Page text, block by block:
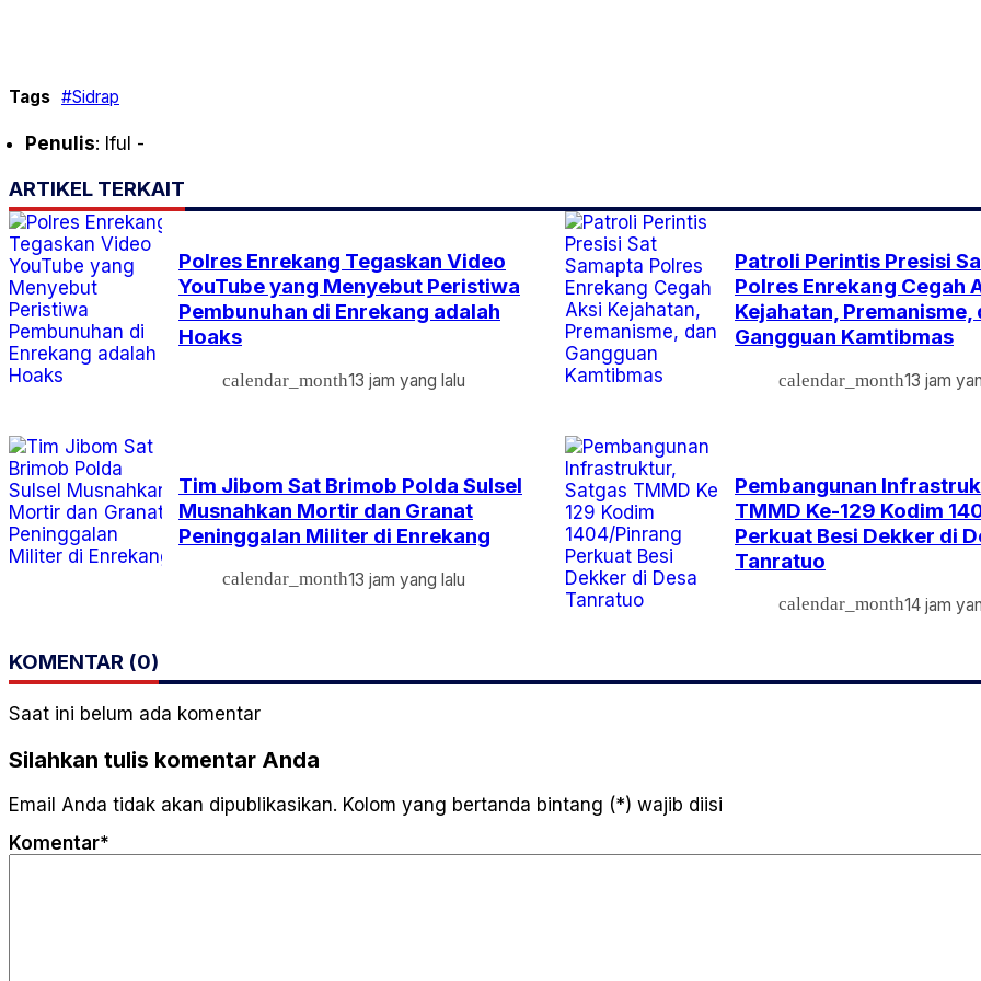
Tags #Sidrap
Penulis: Iful -
ARTIKEL TERKAIT
Polres Enrekang Tegaskan Video
YouTube yang Menyebut Peristiwa
Pembunuhan di Enrekang adalah
Hoaks
calendar_month13 jam yang lalu
Patroli Perintis Presisi
Polres Enrekang Cegah
Kejahatan, Premanisme,
Gangguan Kamtibmas
calendar_month13 jam
Tim Jibom Sat Brimob Polda Sulsel
Musnahkan Mortir dan Granat
Peninggalan Militer di Enrekang
calendar_month13 jam yang lalu
Pembangunan
TMMD Ke-129 Kodim
Perkuat Besi Dekker di
Tanratuo
calendar_month14 jam
KOMENTAR (0)
Saat ini belum ada komentar
Silahkan tulis komentar Anda
Email Anda tidak akan dipublikasikan. Kolom yang bertanda bintang (*) wajib diisi
Komentar*